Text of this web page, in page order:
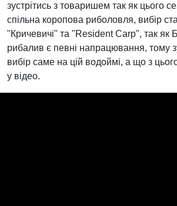
зустрітись з товаришем так як цього
спільна коропова риболовля, вибір
"Кричевичі" та "Resident Carp", так як
рибалив є певні напрацювання, тому
вибір саме на цій водоймі, а що з
у відео.